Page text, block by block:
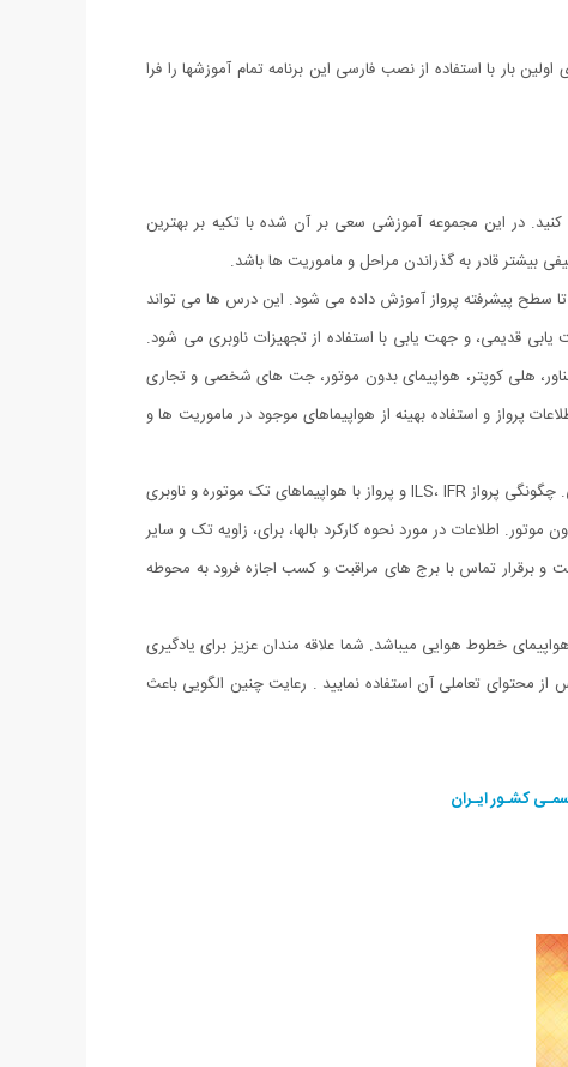
بار با استفاده از نصب فارسی این برنامه تمام آموزشها را فرا
کنید. در این مجموعه آموزشی سعی بر آن شده با تکیه بر بهترین
بیشتر قادر به گذراندن مراحل و ماموریت ها باشد.
سطح پیشرفته پرواز آموزش داده می شود. این درس ها می تواند
یابی قدیمی، و جهت یابی با استفاده از تجهیزات ناوبری می شود.
با هلی کوپتر. 51 ماموریت شامل هواپیماهای تک موتوره، شناور، هلی کوپتر، هواپیمای بدون موتور، جت های شخصی و تجاری
پرواز و استفاده بهینه از هواپیماهای موجود در ماموریت ها و
اطلاعات لازم برای یادگیری پرواز و نحوه استفاده از تجهیزات هواپیمایی، خلبان خودکار؛ یادگیری الگوهای پرواز، قوانین فرودگاه ها و مرزهای هوایی. چگونگی پرواز ILS، IFR و پرواز با هواپیماهای تک موتوره و ناوبری
اطلاعات در مورد نحوه کارکرد بالها، برای، زاویه تک و سایر
و برقرار تماس با برج های مراقبت و کسب اجازه فرود به محوطه
خطوط هوایی میباشد. شما علاقه مندان عزیز برای یادگیری
از محتوای تعاملی آن استفاده نمایید . رعایت چنین الگویی باعث
کشـور ایـران